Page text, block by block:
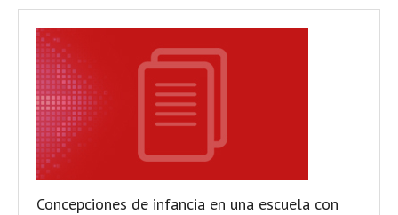
Contacto
Concepciones de infancia en una escuela con